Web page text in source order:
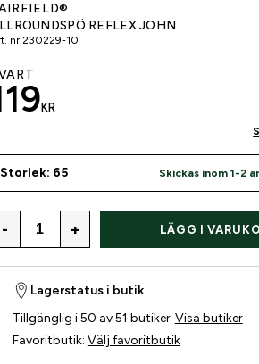
REFLEX JOHN
nr 230229-10
KR
Storlek: 65 Skickas inom 1-2
- + LÄGG I
Lagerstatus i butik
Tillgänglig i 50 av 51 butiker Visa butiker
Favoritbutik: Välj favoritbutik